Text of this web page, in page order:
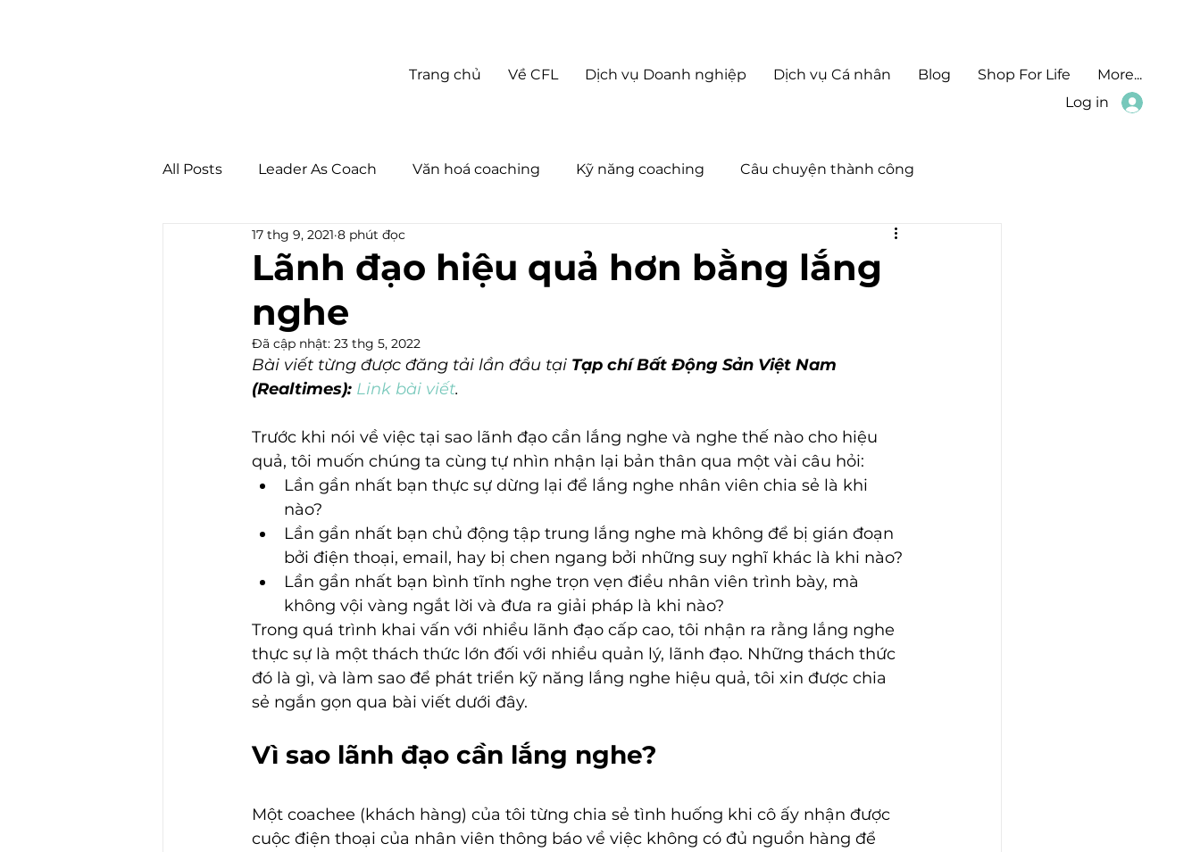
Log in
Trang chủ Về CFL Dịch vụ Doanh nghiệp Dịch vụ Cá nhân Blog Shop For Life More...
All Posts Leader As Coach Văn hoá coaching Kỹ năng coaching Câu chuyện thành công
Workplace Wellbeing Coaching Business
Lãnh đạo hiệu quả hơn bằng lắng
nghe
17 thg 9, 2021 8 phút đọc
Đã cập nhật: 23 thg 5, 2022
Bài viết từng được đăng tải lần đầu tại Tạp chí Bất Động Sản Việt Nam
(Realtimes): Link bài viết.
Trước khi nói về việc tại sao lãnh đạo cần lắng nghe và nghe thế nào cho hiệu
quả, tôi muốn chúng ta cùng tự nhìn nhận lại bản thân qua một vài câu hỏi:
Lần gần nhất bạn thực sự dừng lại để lắng nghe nhân viên chia sẻ là khi
nào?
Lần gần nhất bạn chủ động tập trung lắng nghe mà không để bị gián đoạn
bởi điện thoại, email, hay bị chen ngang bởi những suy nghĩ khác là khi nào?
Lần gần nhất bạn bình tĩnh nghe trọn vẹn điều nhân viên trình bày, mà
không vội vàng ngắt lời và đưa ra giải pháp là khi nào?
Trong quá trình khai vấn với nhiều lãnh đạo cấp cao, tôi nhận ra rằng lắng nghe
thực sự là một thách thức lớn đối với nhiều quản lý, lãnh đạo. Những thách thức
đó là gì, và làm sao để phát triển kỹ năng lắng nghe hiệu quả, tôi xin được chia
sẻ ngắn gọn qua bài viết dưới đây.
Vì sao lãnh đạo cần lắng nghe?
Một coachee (khách hàng) của tôi từng chia sẻ tình huống khi cô ấy nhận được
cuộc điện thoại của nhân viên thông báo về việc không có đủ nguồn hàng để